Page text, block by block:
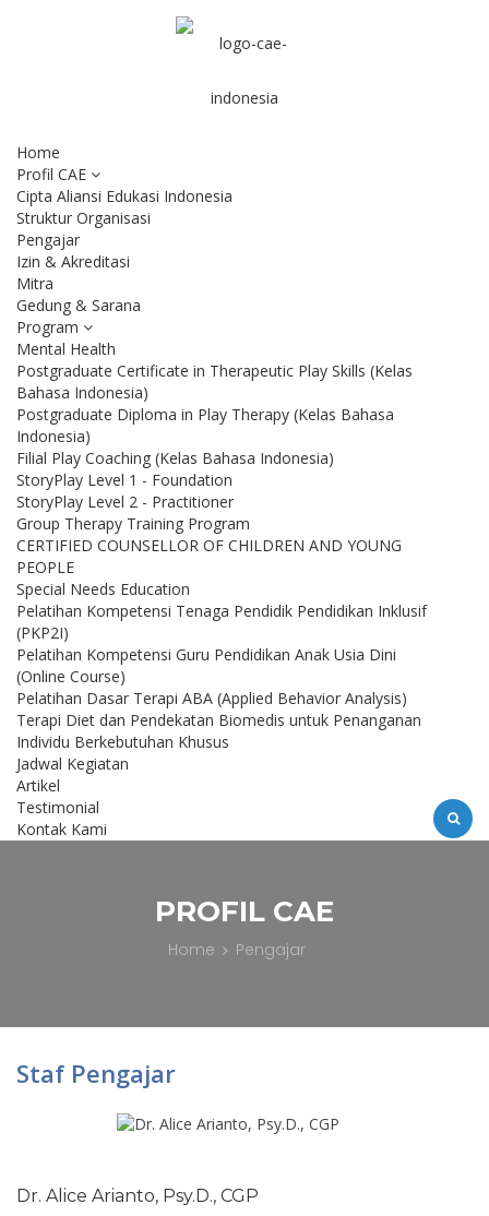
Home
Profil CAE
Cipta Aliansi Edukasi Indonesia
Struktur Organisasi
Pengajar
Izin & Akreditasi
Mitra
Gedung & Sarana
Program
Mental Health
Postgraduate Certificate in Therapeutic Play Skills (Kelas
Bahasa Indonesia)
Postgraduate Diploma in Play Therapy (Kelas Bahasa
Indonesia)
Filial Play Coaching (Kelas Bahasa Indonesia)
StoryPlay Level 1 - Foundation
StoryPlay Level 2 - Practitioner
Group Therapy Training Program
CERTIFIED COUNSELLOR OF CHILDREN AND YOUNG
PEOPLE
Special Needs Education
Pelatihan Kompetensi Tenaga Pendidik Pendidikan Inklusif
(PKP2I)
Pelatihan Kompetensi Guru Pendidikan Anak Usia Dini
(Online Course)
Pelatihan Dasar Terapi ABA (Applied Behavior Analysis)
Terapi Diet dan Pendekatan Biomedis untuk Penanganan
Individu Berkebutuhan Khusus
Jadwal Kegiatan
Artikel
Testimonial
Kontak Kami
PROFIL CAE
Home Pengajar
Staf Pengajar
Dr. Alice Arianto, Psy.D., CGP